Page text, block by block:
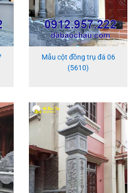
Mẫu cột đồng trụ đá 06
(5610)